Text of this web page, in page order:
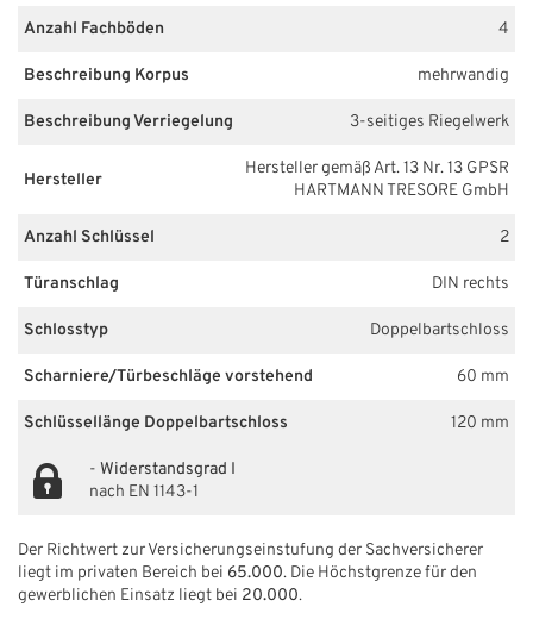
Anzahl Fachböden 4
Beschreibung Korpus mehrwandig
Beschreibung Verriegelung 3-seitiges Riegelwerk
Hersteller
Hersteller gemäß Art. 13 Nr. 13 GPSR
HARTMANN TRESORE GmbH
Anzahl Schlüssel 2
Türanschlag DIN rechts
Schlosstyp Doppelbartschloss
Scharniere/Türbeschläge vorstehend 60 mm
Schlüssellänge Doppelbartschloss 120 mm
- Widerstandsgrad I
nach EN 1143-1
Der Richtwert zur Versicherungseinstufung der Sachversicherer
liegt im privaten Bereich bei 65.000. Die Höchstgrenze für den
gewerblichen Einsatz liegt bei 20.000.